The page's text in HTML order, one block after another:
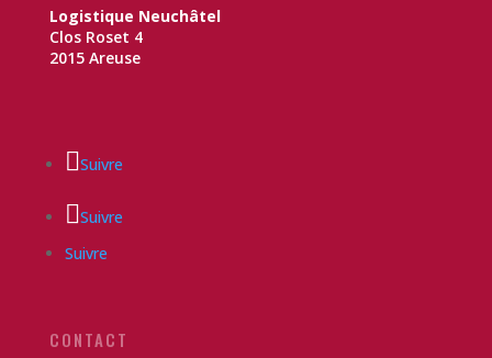
Logistique Neuchâtel
Clos Roset 4
2015 Areuse
Suivre
Suivre
Suivre
CONTACT